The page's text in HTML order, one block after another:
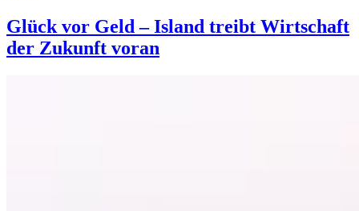
Glück vor Geld – Island treibt Wirtschaft
der Zukunft voran